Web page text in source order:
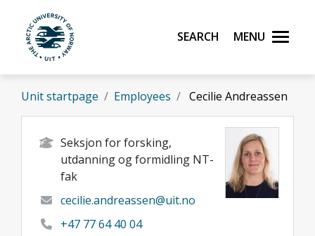
Skip to main content
UiT The Arctic University of Norway
Search Menu
Unit startpage Employees Cecilie Andreassen
Seksjon for forsking,
utdanning og formidling NT-
fak
cecilie.andreassen@uit.no
+47 77 64 40 04